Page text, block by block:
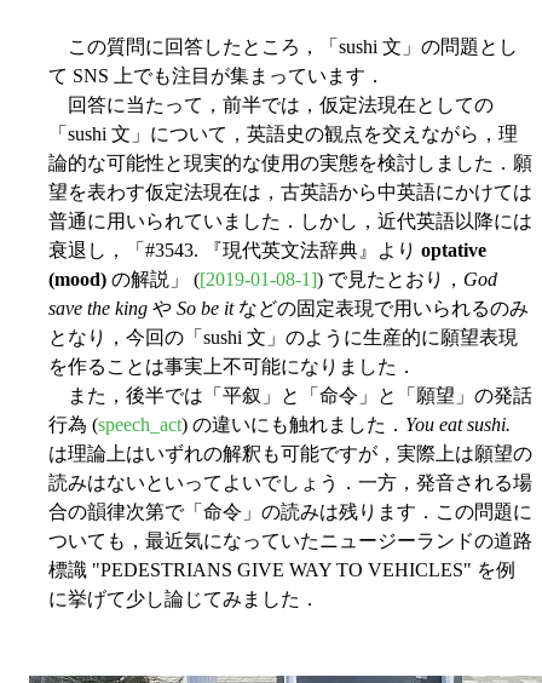
この質問に回答したところ，「sushi 文」の問題とし
て SNS 上でも注目が集まっています．
回答に当たって，前半では，仮定法現在としての
「sushi 文」について，英語史の観点を交えながら，理
論的な可能性と現実的な使用の実態を検討しました．願
望を表わす仮定法現在は，古英語から中英語にかけては
普通に用いられていました．しかし，近代英語以降には
衰退し，「#3543. 『現代英文法辞典』より optative
(mood) の解説」 ([2019-01-08-1]) で見たとおり， God
save the king や So be itなどの固定表現で用いられるのみ
となり，今回の「sushi 文」のように生産的に願望表現
を作ることは事実上不可能になりました．
また，後半では「平叙」と「命令」と「願望」の発話
行為 (speech_act) の違いにも触れました． You eat sushi.
は理論上はいずれの解釈も可能ですが，実際上は願望の
読みはないといってよいでしょう．一方，発音される場
合の韻律次第で「命令」の読みは残ります．この問題に
ついても，最近気になっていたニュージーランドの道路
標識 "PEDESTRIANS GIVE WAY TO VEHICLES" を例
に挙げて少し論じてみました．